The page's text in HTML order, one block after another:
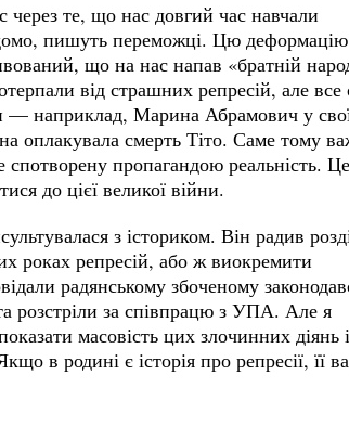
те, що нас довгий час навчали
пишуть переможці. Цю
що на нас напав «братній
від страшних репресій, але все
— наприклад, Марина Абрамович у
оплакувала смерть Тіто. Саме тому
спотворену пропагандою реальність. Це
до цієї великої війни.
з істориком. Він радив
роках репресій, або ж виокремити
радянському збоченому
розстріли за співпрацю з УПА. Але я
масовість цих злочинних діянь
в родині є історія про репресії, її